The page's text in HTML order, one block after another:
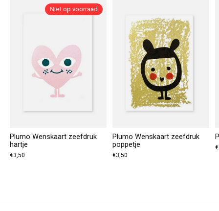
Niet op voorraad
Plumo Wenskaart zeefdruk
hartje
€3,50
Plumo Wenskaart zeefdruk
poppetje
€3,50